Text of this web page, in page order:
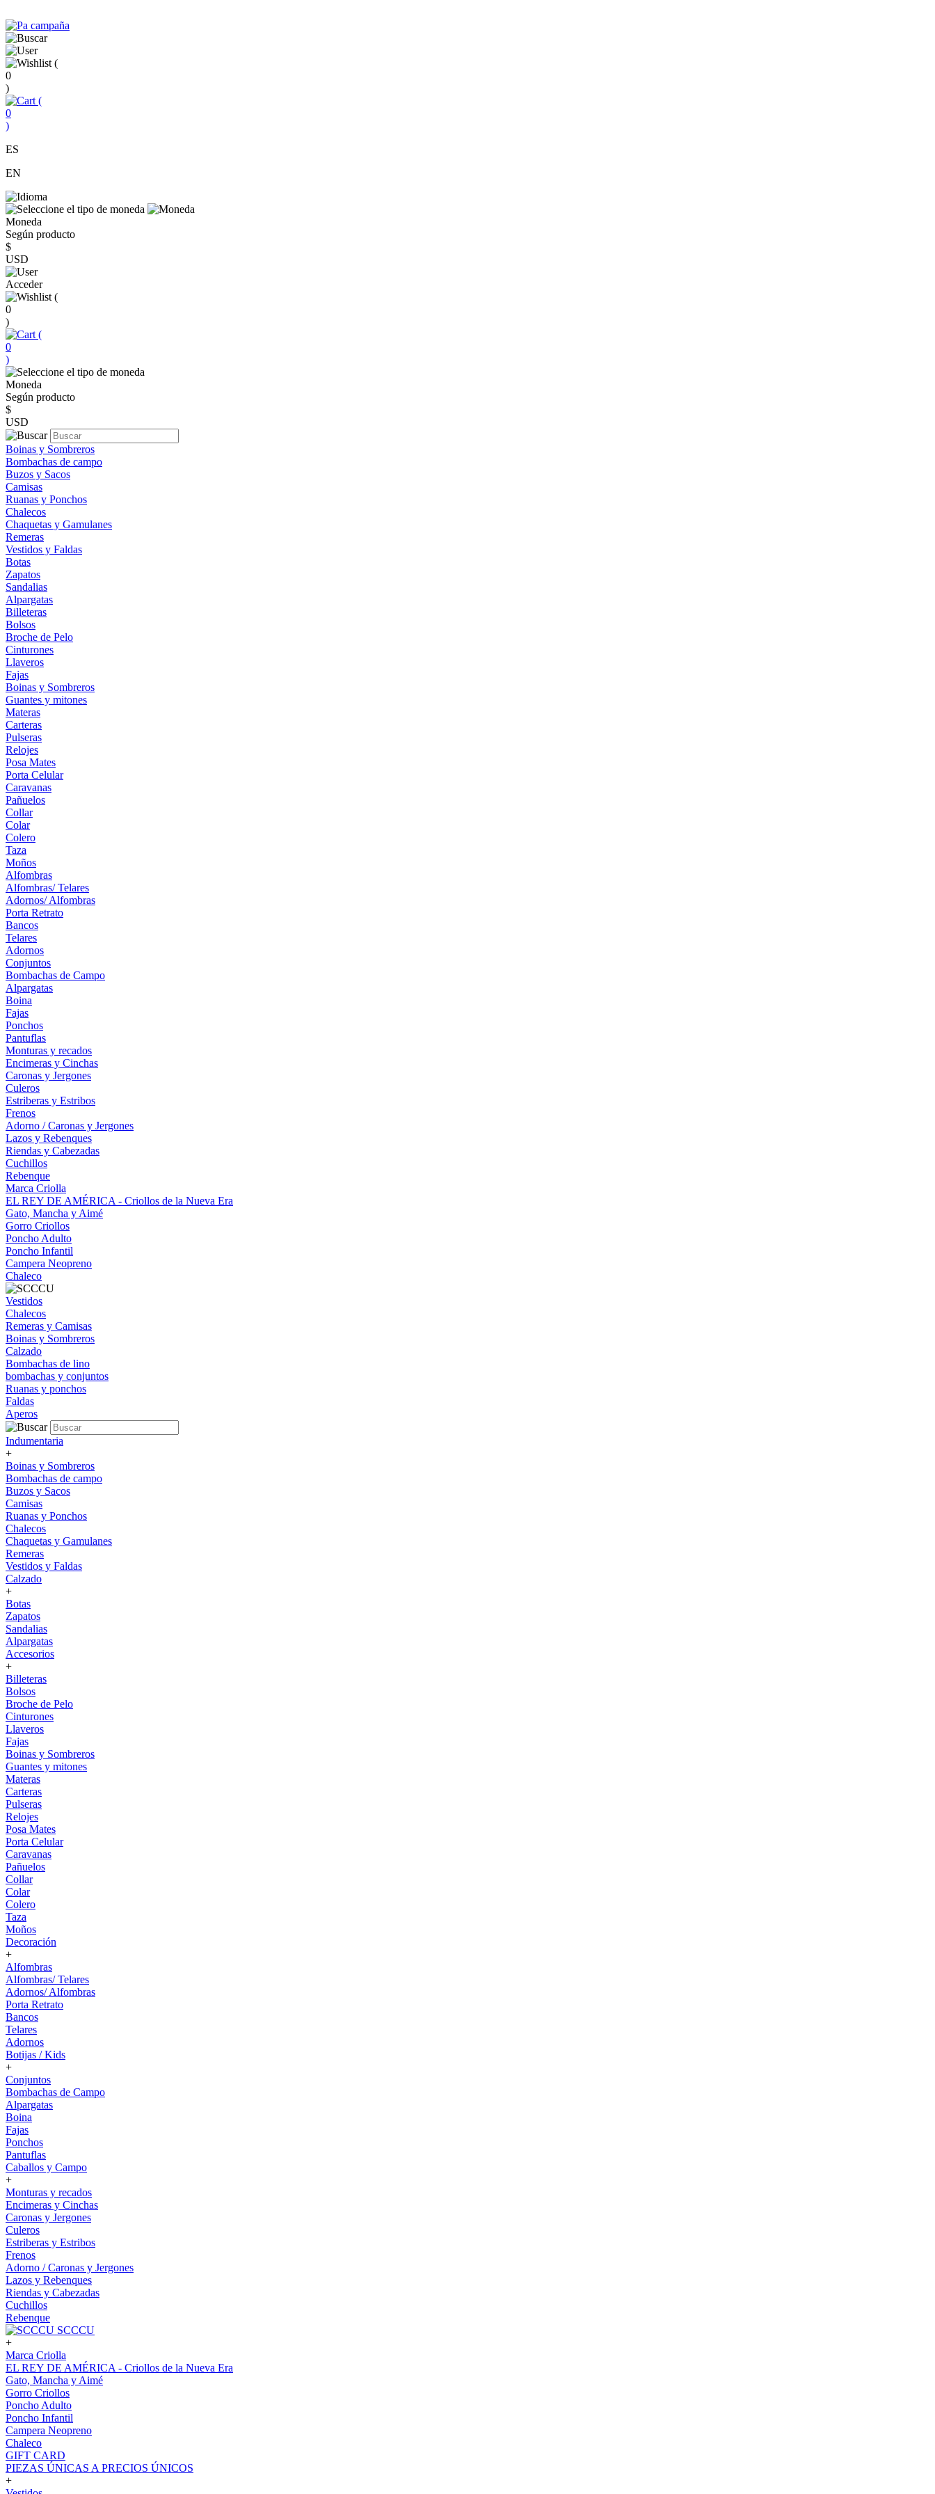
(
0
)
(
0
)
ES
EN
Moneda
Según producto
$
USD
Acceder
(
0
)
(
0
)
Moneda
Según producto
$
USD
Boinas y Sombreros
Bombachas de campo
Buzos y Sacos
Camisas
Ruanas y Ponchos
Chalecos
Chaquetas y Gamulanes
Remeras
Vestidos y Faldas
Botas
Zapatos
Sandalias
Alpargatas
Billeteras
Bolsos
Broche de Pelo
Cinturones
Llaveros
Fajas
Boinas y Sombreros
Guantes y mitones
Materas
Carteras
Pulseras
Relojes
Posa Mates
Porta Celular
Caravanas
Pañuelos
Collar
Colar
Colero
Taza
Moños
Alfombras
Alfombras/ Telares
Adornos/ Alfombras
Porta Retrato
Bancos
Telares
Adornos
Conjuntos
Bombachas de Campo
Alpargatas
Boina
Fajas
Ponchos
Pantuflas
Monturas y recados
Encimeras y Cinchas
Caronas y Jergones
Culeros
Estriberas y Estribos
Frenos
Adorno / Caronas y Jergones
Lazos y Rebenques
Riendas y Cabezadas
Cuchillos
Rebenque
Marca Criolla
EL REY DE AMÉRICA - Criollos de la Nueva Era
Gato, Mancha y Aimé
Gorro Criollos
Poncho Adulto
Poncho Infantil
Campera Neopreno
Chaleco
Vestidos
Chalecos
Remeras y Camisas
Boinas y Sombreros
Calzado
Bombachas de lino
bombachas y conjuntos
Ruanas y ponchos
Faldas
Aperos
Indumentaria
+
Boinas y Sombreros
Bombachas de campo
Buzos y Sacos
Camisas
Ruanas y Ponchos
Chalecos
Chaquetas y Gamulanes
Remeras
Vestidos y Faldas
Calzado
+
Botas
Zapatos
Sandalias
Alpargatas
Accesorios
+
Billeteras
Bolsos
Broche de Pelo
Cinturones
Llaveros
Fajas
Boinas y Sombreros
Guantes y mitones
Materas
Carteras
Pulseras
Relojes
Posa Mates
Porta Celular
Caravanas
Pañuelos
Collar
Colar
Colero
Taza
Moños
Decoración
+
Alfombras
Alfombras/ Telares
Adornos/ Alfombras
Porta Retrato
Bancos
Telares
Adornos
Botijas / Kids
+
Conjuntos
Bombachas de Campo
Alpargatas
Boina
Fajas
Ponchos
Pantuflas
Caballos y Campo
+
Monturas y recados
Encimeras y Cinchas
Caronas y Jergones
Culeros
Estriberas y Estribos
Frenos
Adorno / Caronas y Jergones
Lazos y Rebenques
Riendas y Cabezadas
Cuchillos
Rebenque
SCCCU
+
Marca Criolla
EL REY DE AMÉRICA - Criollos de la Nueva Era
Gato, Mancha y Aimé
Gorro Criollos
Poncho Adulto
Poncho Infantil
Campera Neopreno
Chaleco
GIFT CARD
PIEZAS ÚNICAS A PRECIOS ÚNICOS
+